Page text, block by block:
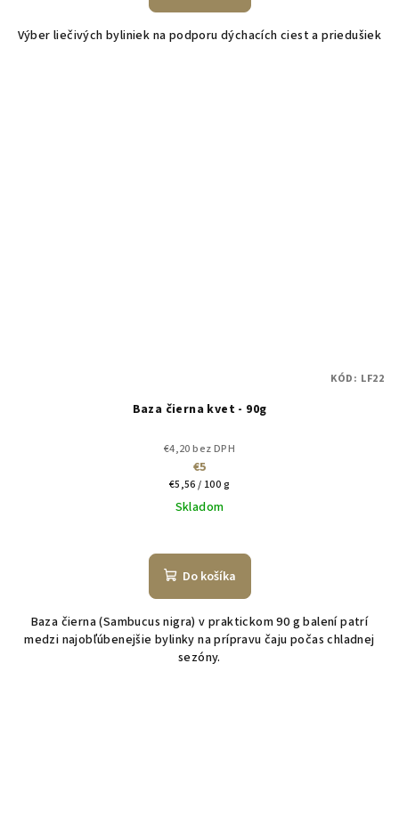
Výber liečivých byliniek na podporu dýchacích ciest a priedušiek
Baza čierna kvet - 90g
€4,20 bez DPH
€5
Jednotková
cena:
€5,56 / 100 g
Skladom
Do košíka
Baza čierna (Sambucus nigra) v praktickom 90 g balení patrí
medzi najobľúbenejšie bylinky na prípravu čaju počas chladnej
sezóny.
KÓD: LF22